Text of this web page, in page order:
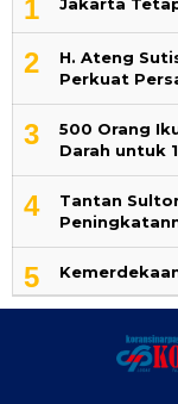
1
2
H. Ateng
Perkuat
3
500 Orang
Darah untuk
4
‎Tantan
5